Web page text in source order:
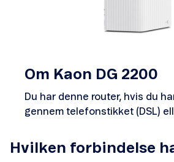
Technicolor TG799 xtreme
Sagemcom 3890v3
Om Kaon DG 2200
Du har denne router, hvis du
gennem telefonstikket (DSL)
Hvilken forbindelse